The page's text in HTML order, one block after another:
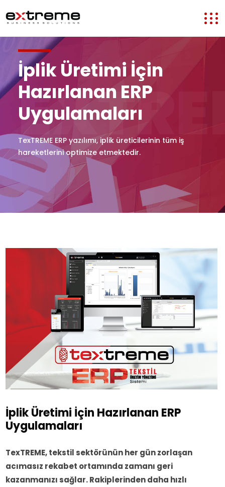
İplik Üretimi İçin
Hazırlanan ERP
Uygulamaları
TexTREME ERP yazılımı, iplik üreticilerinin tüm iş
hareketlerini optimize etmektedir.
İplik Üretimi İçin Hazırlanan ERP
Uygulamaları
TexTREME, tekstil sektörünün her gün zorlaşan
acımasız rekabet ortamında zamanı geri
kazanmanızı sağlar. Rakiplerinden daha hızlı